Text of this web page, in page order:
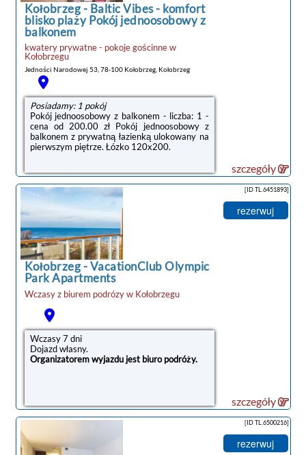
Kołobrzeg- Baltic Vibes - komfort
blisko plaży Pokój jednoosobowy z
balkonem
kwatery prywatne - pokoje gościnnew
Kołobrzegu
Jedności Narodowej 53, 78-100 Kołobrzeg, Kołobrzeg
Posiadamy: 1 pokój
Pokój jednoosobowy z balkonem - liczba: 1 -
cena od 200.00 zł Pokój jednoosobowy z
balkonem z prywatną łazienką ulokowany na
pierwszym piętrze. Łózko 120x200.
szczegóły
Kołobrzeg-VacationClub Olympic
Park Apartments
Wczasy z biurem podrózy w Kołobrzegu
Wczasy 7 dni
Dojazd własny.
Organizatorem wyjazdu jest biuro podróży.
[ID TL.6451893]
rezerwuj
szczegóły
[ID TL.6500216]
rezerwuj